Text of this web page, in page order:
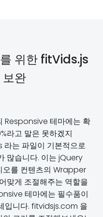
위한 fitVids.js
완
Responsive 테마에는 확
라고 말은 못하겠지
는 파일이 기본적으로
많습니다. 이는 jQuery
오를 컨텐츠의 Wrapper
맞게 조절해주는 역할을
테마에는 필수품이
입니다. fitvidsjs.com 을